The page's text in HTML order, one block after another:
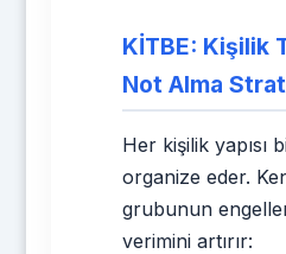
KİTBE: Kişilik
Not Alma
Her kişilik yapısı
organize eder.
grubunun
verimini artırır: